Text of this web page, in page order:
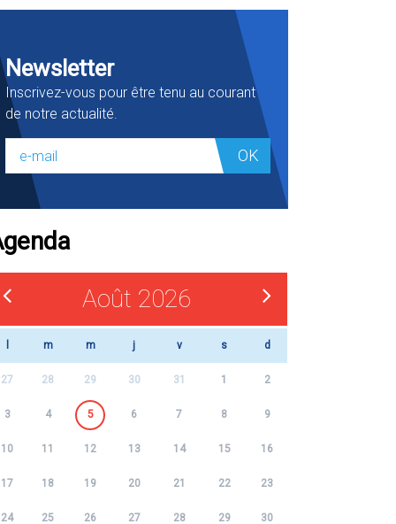
Newsletter
Inscrivez-vous pour être tenu au courant
de notre actualité.
OK
Août 2026
m m j v s d
27 28 29 30 31 1 2
3 4 5 6 7 8 9
10 11 12 13 14 15 16
17 18 19 20 21 22 23
24 25 26 27 28 29 30